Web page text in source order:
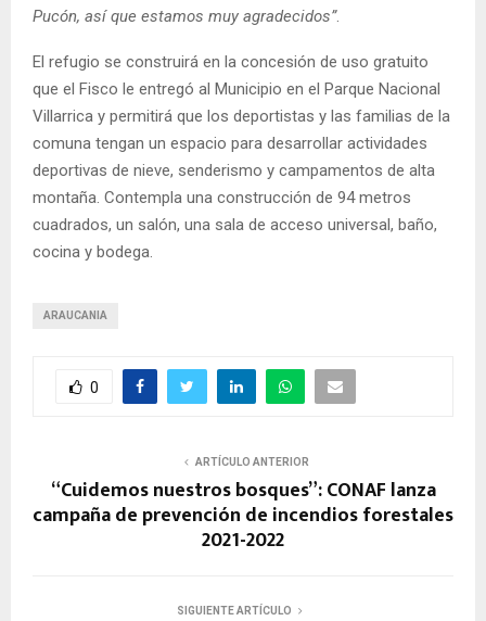
Pucón, así que estamos muy agradecidos”.
El refugio se construirá en la concesión de uso gratuito
que el Fisco le entregó al Municipio en el Parque Nacional
Villarrica y permitirá que los deportistas y las familias de la
comuna tengan un espacio para desarrollar actividades
deportivas de nieve, senderismo y campamentos de alta
montaña. Contempla una construcción de 94 metros
cuadrados, un salón, una sala de acceso universal, baño,
cocina y bodega.
ARAUCANIA
0
ARTÍCULO ANTERIOR
“Cuidemos nuestros bosques”: CONAF lanza
campaña de prevención de incendios forestales
2021-2022
SIGUIENTE ARTÍCULO